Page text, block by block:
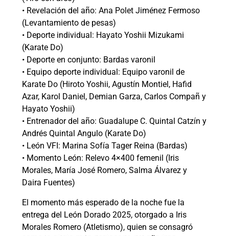
• Revelación del año: Ana Polet Jiménez Fermoso
(Levantamiento de pesas)
• Deporte individual: Hayato Yoshii Mizukami
(Karate Do)
• Deporte en conjunto: Bardas varonil
• Equipo deporte individual: Equipo varonil de
Karate Do (Hiroto Yoshii, Agustín Montiel, Hafid
Azar, Karol Daniel, Demian Garza, Carlos Compañ y
Hayato Yoshii)
• Entrenador del año: Guadalupe C. Quintal Catzín y
Andrés Quintal Angulo (Karate Do)
• León VFI: Marina Sofía Tager Reina (Bardas)
• Momento León: Relevo 4×400 femenil (Iris
Morales, María José Romero, Salma Álvarez y
Daira Fuentes)
El momento más esperado de la noche fue la
entrega del León Dorado 2025, otorgado a Iris
Morales Romero (Atletismo), quien se consagró